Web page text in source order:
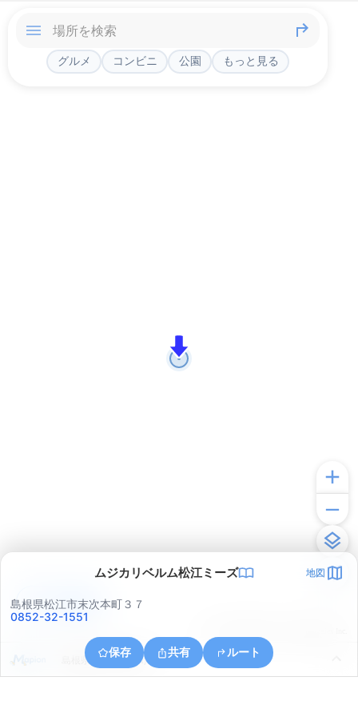
グルメ コンビニ 公園 もっと見る
ムジカリベルム松江ミーズ 地図
島根県松江市末次本町３７
0852-32-1551
保存 共有 ルート
島根県松江市中原町
アプリで見る